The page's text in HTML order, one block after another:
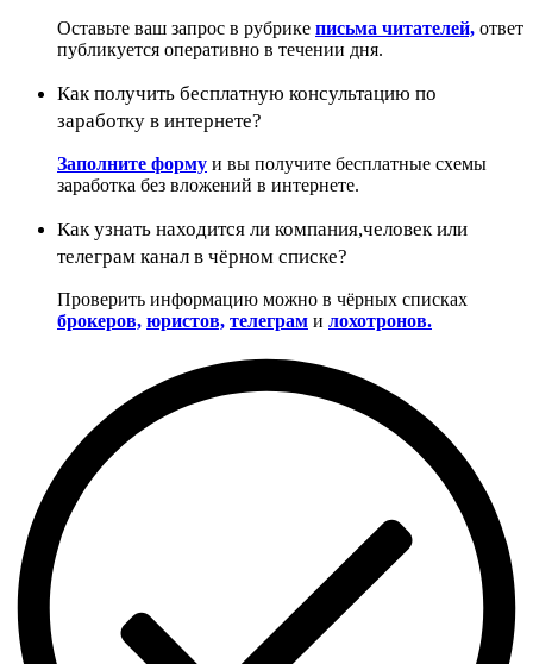
Оставьте ваш запрос в рубрике письма читателей, ответ
публикуется оперативно в течении дня.
Как получить бесплатную консультацию по
заработку в интернете?
Заполните форму и вы получите бесплатные схемы
заработка без вложений в интернете.
Как узнать находится ли компания,человек или
телеграм канал в чёрном списке?
Проверить информацию можно в чёрных списках
брокеров, юристов, телеграм и лохотронов.